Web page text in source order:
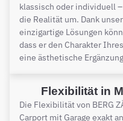
klassisch oder individuell
die Realität um. Dank
einzigartige Lösungen
dass er den Charakter
eine ästhetische
Flexibilität in
Die Flexibilität von BERG
Carport mit Garage exakt